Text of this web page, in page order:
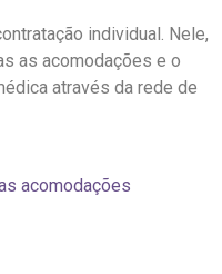
individual. Nele,
as acomodações e o
através da rede de
acomodações